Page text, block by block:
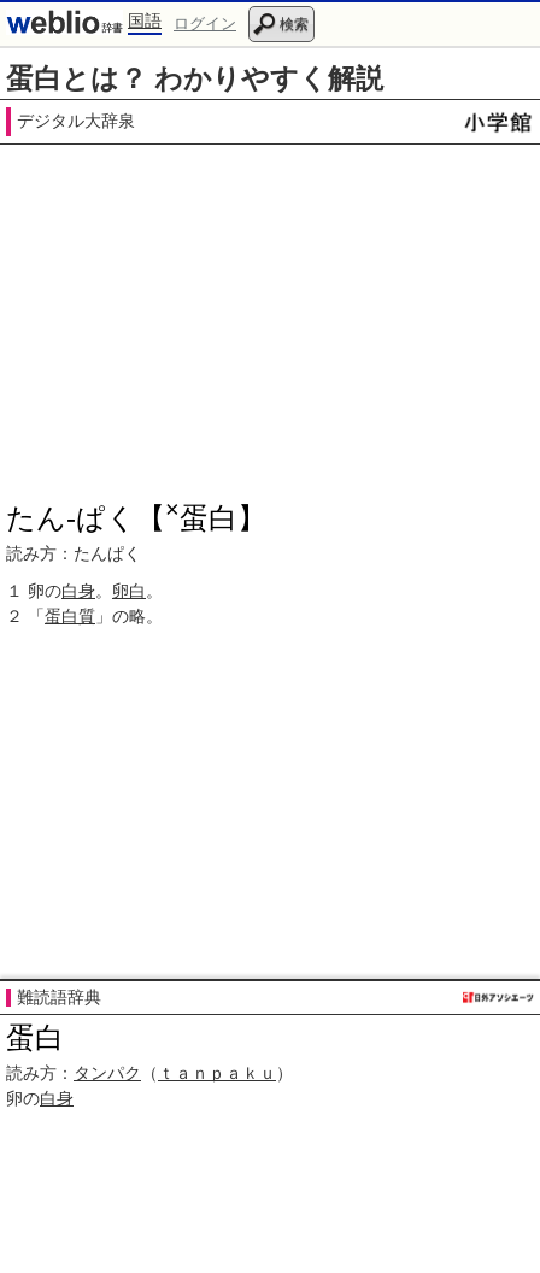
国語 ログイン 検索
蛋白とは？ わかりやすく解説
デジタル大辞泉
たん‐ぱく【 ×蛋白】
読み方：たんぱく
１
卵の白身。 卵白 。
２
「蛋白質 」の略。
難読語辞典
蛋白
読み方： タンパク （ ｔａｎｐａｋｕ ）
卵の白身